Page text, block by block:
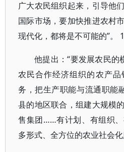
广大农民组织起来，引导他
国际市场，要加快推进农村
现代化，都将是不可能的”。
他提出：“要发展农民
农民合作经济组织的农产
务，把生产职能与流通职能
县的地区联合，组建大规模
售集团……有计划、有组织、
多形式、全方位的农业社会